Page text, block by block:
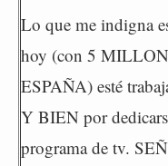
Lo que me indigna
hoy (con 5
ESPAÑA) esté
Y BIEN por
programa de tv.